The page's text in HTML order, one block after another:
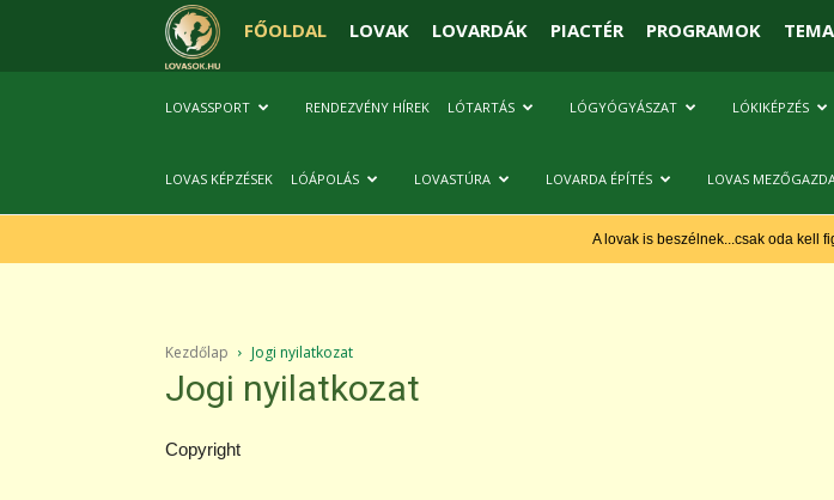
FŐOLDAL LOVAK LOVARDÁK PIACTÉR PROGRAMOK
LOVASSPORT RENDEZVÉNY HÍREK LÓTARTÁS LÓGYÓGYÁSZAT LÓKIKÉPZÉS
LOVAS KÉPZÉSEK LÓÁPOLÁS LOVASTÚRA LOVARDA ÉPÍTÉS LOVAS
A lovak is beszélnek...csak oda kell
Kezdőlap Jogi nyilatkozat
Jogi nyilatkozat
Copyright